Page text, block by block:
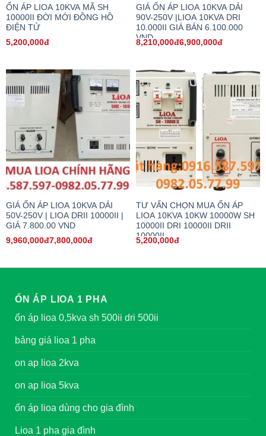
ỔN ÁP LIOA 10KVA MÃ SH
10000II ĐỜI MỚI ĐỒNG HỒ
ĐIỆN TỬ
5,200,000đ
GIÁ ỔN ÁP LIOA 10KVA DẢI
90V-250V |LIOA 10KVA DRI
10.000II GIÁ BÁN 6.100.000
VND
8,210,000đ6,900,000đ
GIÁ ỔN ÁP LIOA 10KVA DẢI
50V-250V | LIOA DRII 10000II |
GIÁ 7.800.00 VND
9,960,000đ7,800,000đ
TƯ VẤN CHỌN MUA ỔN ÁP
LIOA 10KVA 10KW 10000W SH
10000II DRI 10000II DRII
10000II
5,200,000đ
ỔN ÁP LIOA 1 PHA
ổn áp lioa 0,5kva sh 500ii dri 500ii
bảng giá lioa 1 pha
on ap lioa 2kva
on ap lioa 5kva
ổn áp lioa dùng cho gia đình
Lioa 1 pha gia đình